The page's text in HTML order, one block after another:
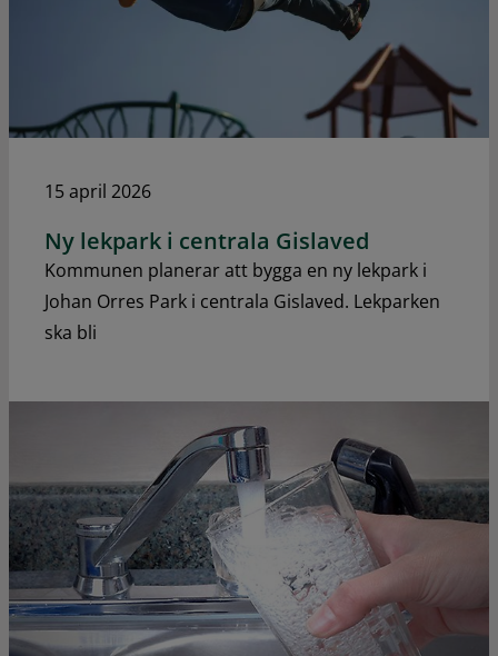
15 april 2026
Ny lekpark i centrala Gislaved
Kommunen planerar att bygga en ny lekpark i
Johan Orres Park i centrala Gislaved. Lekparken
ska bli